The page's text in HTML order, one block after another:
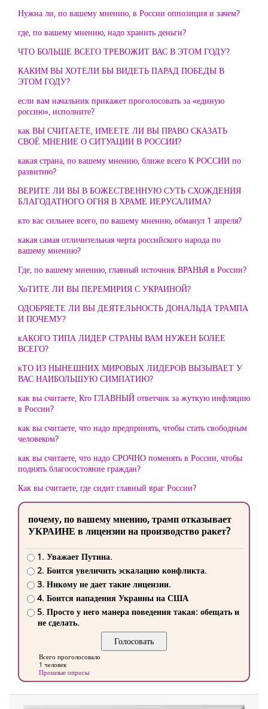
Нужна ли, по вашему мнению, в России оппозиция и зачем?
где, по вашему мнению, надо хранить деньги?
ЧТО БОЛЬШЕ ВСЕГО ТРЕВОЖИТ ВАС В ЭТОМ ГОДУ?
КАКИМ ВЫ ХОТЕЛИ БЫ ВИДЕТЬ ПАРАД ПОБЕДЫ В
ЭТОМ ГОДУ?
если вам начальник прикажет проголосовать за «единую
россию», исполните?
как ВЫ СЧИТАЕТЕ, ИМЕЕТЕ ЛИ ВЫ ПРАВО СКАЗАТЬ
СВОЁ МНЕНИЕ О СИТУАЦИИ В РОССИИ?
какая страна, по вашему мнению, ближе всего К РОССИИ по
развитию?
ВЕРИТЕ ЛИ ВЫ В БОЖЕСТВЕННУЮ СУТЬ СХОЖДЕНИЯ
БЛАГОДАТНОГО ОГНЯ В ХРАМЕ ИЕРУСАЛИМА?
кто вас сильнее всего, по вашему мнению, обманул 1 апреля?
какая самая отличительная черта российского народа по
вашему мнению?
Где, по вашему мнению, главный источник ВРАНЬЯ в России?
ХоТИТЕ ЛИ ВЫ ПЕРЕМИРИЯ С УКРАИНОЙ?
ОДОБРЯЕТЕ ЛИ ВЫ ДЕЯТЕЛЬНОСТЬ ДОНАЛЬДА ТРАМПА
И ПОЧЕМУ?
кАКОГО ТИПА ЛИДЕР СТРАНЫ ВАМ НУЖЕН БОЛЕЕ
ВСЕГО?
кТО ИЗ НЫНЕШНИХ МИРОВЫХ ЛИДЕРОВ ВЫЗЫВАЕТ У
ВАС НАИБОЛЬШУЮ СИМПАТИЮ?
как вы считаете, Кто ГЛАВНЫЙ ответчик за жуткую инфляцию
в России?
как вы считаете, что надо предпринять, чтобы стать свободным
человеком?
как вы считаете, что надо СРОЧНО поменять в России, чтобы
поднять благосостояние граждан?
Как вы считаете, где сидит главный враг России?
почему, по вашему мнению, трамп отказывает
УКРАИНЕ в лицензии на производство ракет?
1. Уважает Путина.
2. Боится увеличить эскалацию конфликта.
3. Никому не дает такие лицензии.
4. Боится нападения Украины на США
5. Просто у него манера поведения такая: обещать и
не сделать.
Всего проголосовало
1 человек
Прошлые опросы